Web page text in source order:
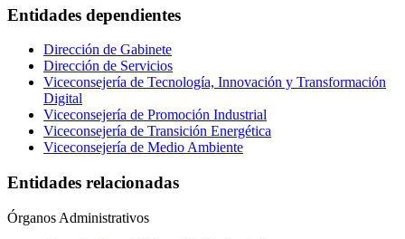
Entidades dependientes
Dirección de Gabinete
Dirección de Servicios
Viceconsejería de Tecnología, Innovación y Transformación
Digital
Viceconsejería de Promoción Industrial
Viceconsejería de Transición Energética
Viceconsejería de Medio Ambiente
Entidades relacionadas
Órganos Administrativos